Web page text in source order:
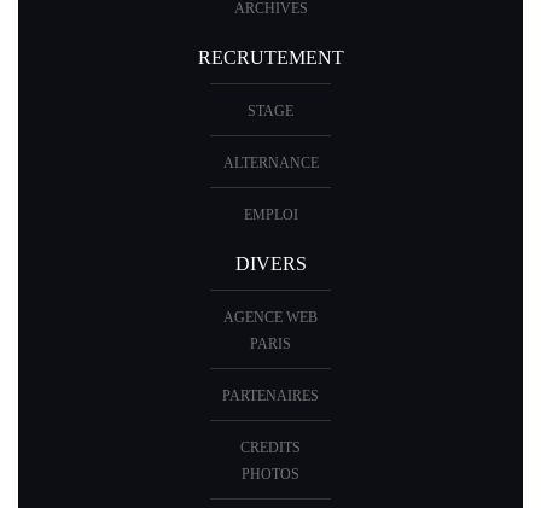
RECRUTEMENT
STAGE
ALTERNANCE
DIVERS
AGENCE WEB
PARIS
PARTENAIRES
CREDITS
PHOTOS